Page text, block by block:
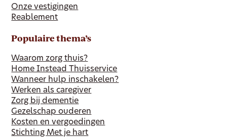
Onze vestigingen
Reablement
Populaire thema’s
Waarom zorg thuis?
Home Instead Thuisservice
Wanneer hulp inschakelen?
Werken als caregiver
Zorg bij dementie
Gezelschap ouderen
Kosten en vergoedingen
Stichting Met je hart